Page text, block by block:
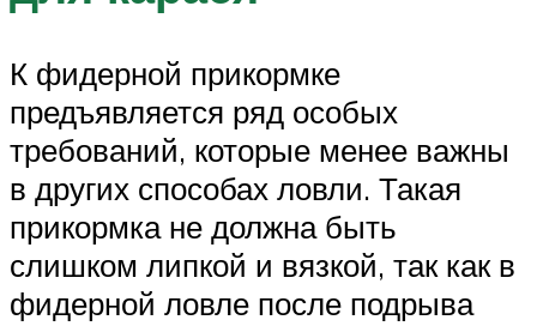
К фидерной прикормке
предъявляется ряд особых
требований, которые менее важны
в других способах ловли. Такая
прикормка не должна быть
слишком липкой и вязкой, так как в
фидерной ловле после подрыва